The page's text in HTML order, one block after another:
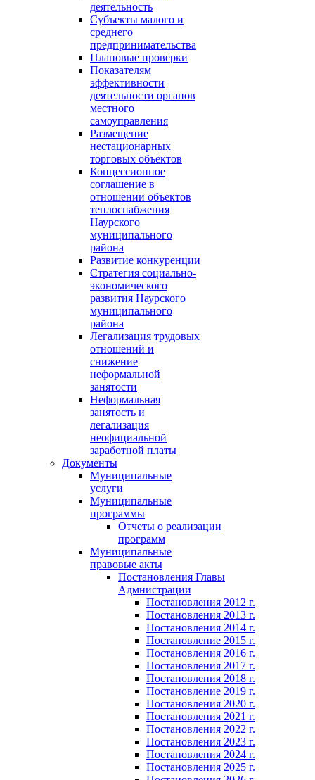
деятельность
Субъекты малого и
среднего
предпринимательства
Плановые проверки
Показателям
эффективности
деятельности органов
местного
самоуправления
Размещение
нестационарных
торговых объектов
Концессионное
соглашение в
отношении объектов
теплоснабжения
Наурского
муниципального
района
Развитие конкуренции
Стратегия социально-
экономического
развития Наурского
муниципального
района
Легализация трудовых
отношений и
снижение
неформальной
занятости
Неформальная
занятость и
легализация
неофициальной
заработной платы
Документы
Муниципальные
услуги
Муниципальные
программы
Отчеты о реализации
программ
Муниципальные
правовые акты
Постановления Главы
Адмнистрации
Постановления 2012 г.
Постановления 2013 г.
Постановления 2014 г.
Постановление 2015 г.
Постановления 2016 г.
Постановления 2017 г.
Постановления 2018 г.
Постановление 2019 г.
Постановления 2020 г.
Постановления 2021 г.
Постановления 2022 г.
Постановления 2023 г.
Постановления 2024 г.
Постановления 2025 г.